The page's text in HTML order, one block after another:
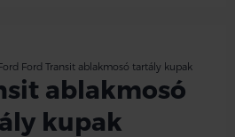
Ford Transit ablakmosó tartály kupak
ablakmosó
kupak